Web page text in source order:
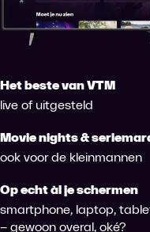
Het beste van VTM
live of uitgesteld
Movie nights &
ook voor de kleinmannen
Op echt àl je schermen
smartphone, laptop,
– gewoon overal, oké?